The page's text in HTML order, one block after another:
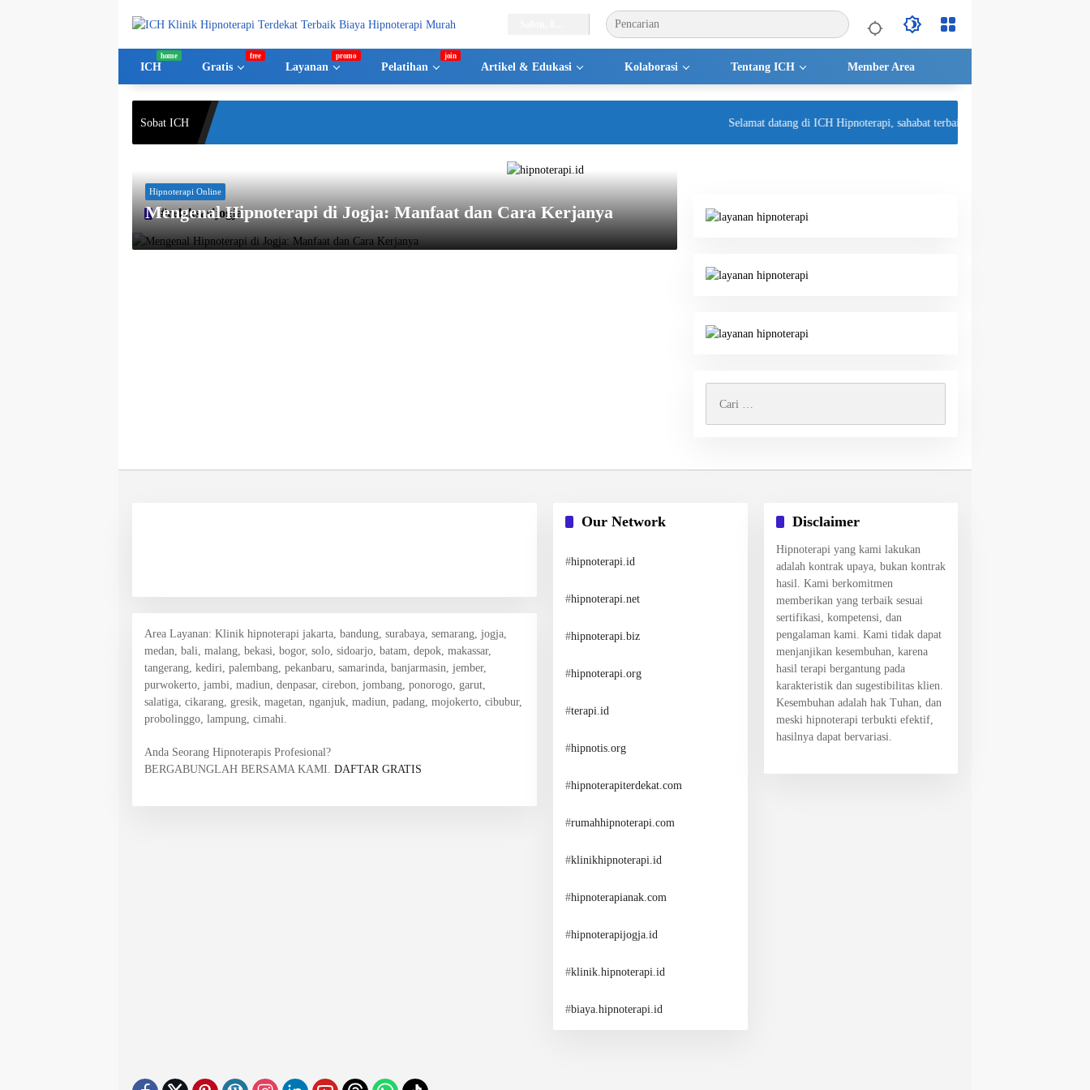
ICH Gratis Layanan Pelatihan Artikel & Edukasi Kolaborasi Tentang ICH Member Area
Sobat ICH Selamat datang di ICH Hipnoterapi, sahabat terbaik untuk kesehatan mental
#relaksasijogja
Hipnoterapi Online
Mengenal Hipnoterapi di Jogja: Manfaat dan Cara Kerjanya
untuk:
Area Layanan: Klinik hipnoterapi jakarta, bandung, surabaya, semarang, jogja,
medan, bali, malang, bekasi, bogor, solo, sidoarjo, batam, depok, makassar,
tangerang, kediri, palembang, pekanbaru, samarinda, banjarmasin, jember,
purwokerto, jambi, madiun, denpasar, cirebon, jombang, ponorogo, garut,
salatiga, cikarang, gresik, magetan, nganjuk, madiun, padang, mojokerto, cibubur,
probolinggo, lampung, cimahi.
Anda Seorang Hipnoterapis Profesional?
BERGABUNGLAH BERSAMA KAMI. DAFTAR GRATIS
Our Network
#hipnoterapi.id
#hipnoterapi.net
#hipnoterapi.biz
#hipnoterapi.org
#terapi.id
#hipnotis.org
#hipnoterapiterdekat.com
#rumahhipnoterapi.com
#klinikhipnoterapi.id
#hipnoterapianak.com
#hipnoterapijogja.id
#klinik.hipnoterapi.id
#biaya.hipnoterapi.id
Disclaimer
Hipnoterapi yang kami lakukan
adalah kontrak upaya, bukan kontrak
hasil. Kami berkomitmen
memberikan yang terbaik sesuai
sertifikasi, kompetensi, dan
pengalaman kami. Kami tidak dapat
menjanjikan kesembuhan, karena
hasil terapi bergantung pada
karakteristik dan sugestibilitas klien.
Kesembuhan adalah hak Tuhan, dan
meski hipnoterapi terbukti efektif,
hasilnya dapat bervariasi.